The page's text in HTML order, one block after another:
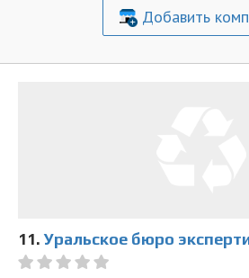
Добавить
11.Уральское бюро